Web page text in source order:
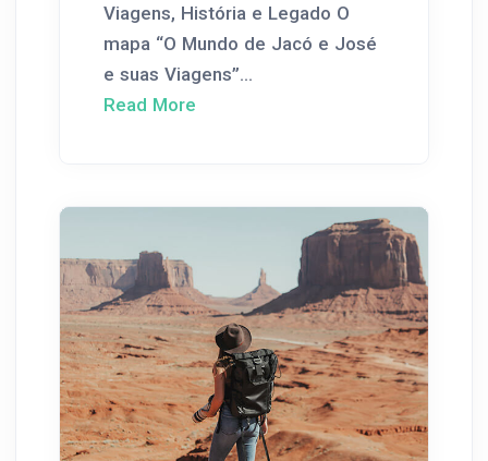
Viagens, História e Legado O
mapa “O Mundo de Jacó e José
e suas Viagens”...
Read More